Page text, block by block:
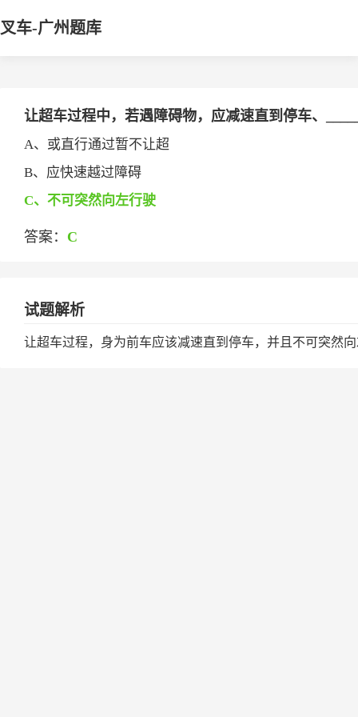
叉车-广州题库
让超车过程中，若遇障碍物，应减速直到停车、
A、或直行通过暂不让超
B、应快速越过障碍
C、不可突然向左行驶
答案： C
试题解析
让超车过程，身为前车应该减速直到停车，并且不可突然